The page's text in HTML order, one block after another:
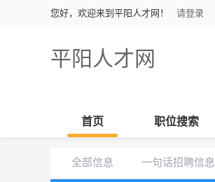
您好，欢迎来到平阳人才网！ 请登录
平阳人才网
首页 职位搜索
全部信息 一句话招聘信息